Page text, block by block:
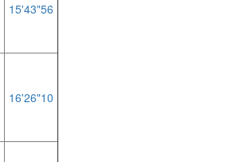
15'43"56
16'26"10